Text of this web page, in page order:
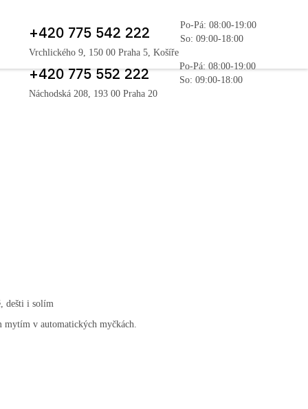
+420 775 542 222
Po-Pá: 08:00-19:00
So: 09:00-18:00
Vrchlického 9, 150 00 Praha 5, Košíře
+420 775 552 222
Po-Pá: 08:00-19:00
So: 09:00-18:00
Náchodská 208, 193 00 Praha 20
dešti i solím
mytím v automatických myčkách.